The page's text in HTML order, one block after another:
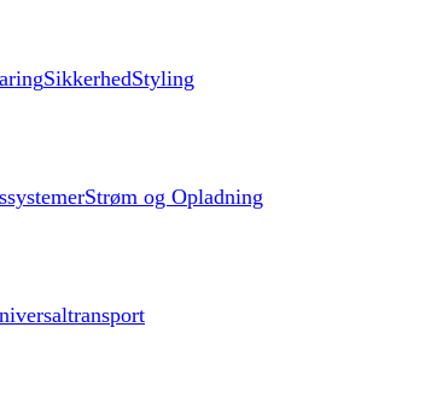
SikkerhedStyling
Strøm og Opladning